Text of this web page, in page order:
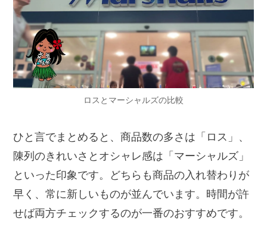
ロスとマーシャルズの比較
ひと言でまとめると、商品数の多さは「ロス」、
陳列のきれいさとオシャレ感は「マーシャルズ」
といった印象です。どちらも商品の入れ替わりが
早く、常に新しいものが並んでいます。時間が許
せば両方チェックするのが一番のおすすめです。